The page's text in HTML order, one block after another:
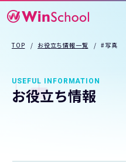
TOP お役立ち情報一覧 #写真
USEFUL INFORMATION
お役立ち情報